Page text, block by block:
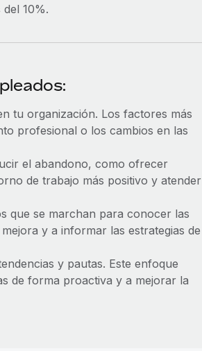
10%.
tu organización. Los factores más
profesional o los cambios en las
el abandono, como ofrecer
de trabajo más positivo y atender
que se marchan para conocer las
y a informar las estrategias de
y pautas. Este enfoque
de forma proactiva y a mejorar la